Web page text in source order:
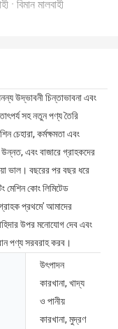
· বিমান মালবাহী
উদ্ভাবনী চিন্তাভাবনা এবং
সহ নতুন পণ্য তৈরি
চেহারা, কর্মক্ষমতা এবং
এবং বাজারে গ্রাহকদের
ভাল। বছরের পর বছর ধরে
মেশিন কোং লিমিটেড
প্রথমে' আমাদের
উপর মনোযোগ দেব এবং
পণ্য সরবরাহ করব।
উৎপাদন
কারখানা, খাদ্য
ও পানীয়
কারখানা, মুদ্রণ